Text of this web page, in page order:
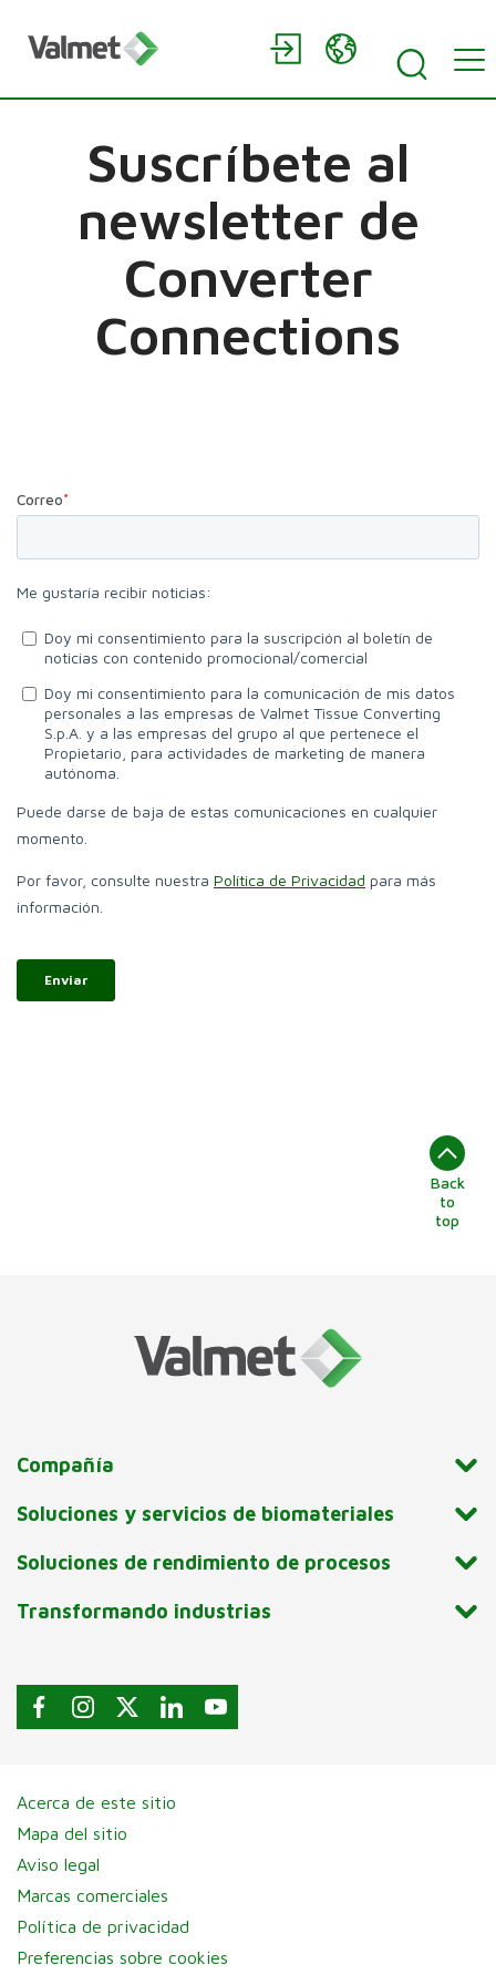
Suscríbete al
newsletter de
Converter
Connections
Back
to
top
Compañía
Soluciones y servicios de biomateriales
Soluciones de rendimiento de procesos
Transformando industrias
Acerca de este sitio
Mapa del sitio
Aviso legal
Marcas comerciales
Política de privacidad
Preferencias sobre cookies